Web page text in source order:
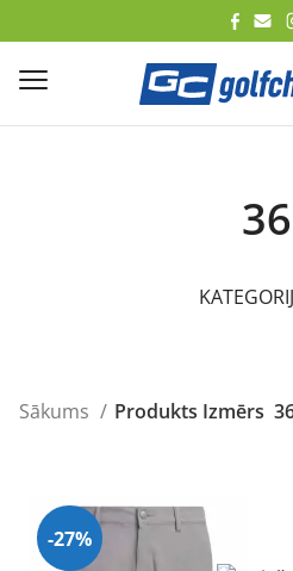
36
Sākums Produkts Izmērs
-27%